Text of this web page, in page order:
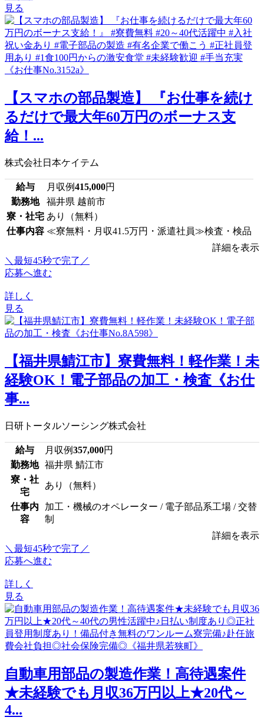
見る
【スマホの部品製造】 『お仕事を続け
るだけで最大年60万円のボーナス支
給！...
株式会社日本ケイテム
給与 月収例415,000円
勤務地
福井県 越前市
寮・社宅 あり（無料）
仕事内容 ≪寮無料・月収41.5万円・派遣社員≫検査・検品
詳細を表示
＼最短45秒で完了／
応募へ進む
詳しく
見る
【福井県鯖江市】寮費無料！軽作業！未
経験OK！電子部品の加工・検査《お仕
事...
日研トータルソーシング株式会社
給与 月収例357,000円
勤務地
福井県 鯖江市
寮・社
宅
あり（無料）
仕事内
容
加工・機械のオペレーター / 電子部品系工場 / 交替
制
詳細を表示
＼最短45秒で完了／
応募へ進む
詳しく
見る
自動車用部品の製造作業！高待遇案件
★未経験でも月収36万円以上★20代～
4...